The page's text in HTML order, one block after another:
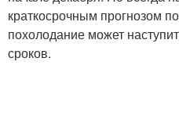
краткосрочным прогнозом
похолодание может
сроков.